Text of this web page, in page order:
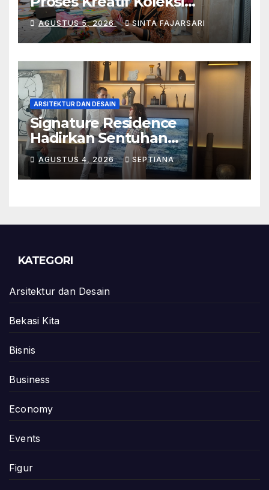
“Harsa”, dari Eksperimen
Batik hingga Wedding Gown
AGUSTUS 5, 2026 SINTA FAJARSARI
ARSITEKTUR DAN DESAIN
Signature Residence
Hadirkan Sentuhan
Nusantara, Interior Siap Huni
Savyavasa
AGUSTUS 4, 2026 SEPTIANA
KATEGORI
Arsitektur dan Desain
Bekasi Kita
Bisnis
Business
Economy
Events
Figur